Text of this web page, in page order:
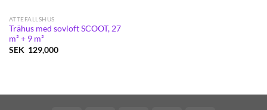
ATTEFALLSHUS
Trähus med sovloft SCOOT, 27
m² + 9 m²
SEK 129,000